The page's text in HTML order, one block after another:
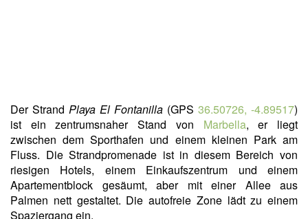
Der Strand Playa El Fontanilla (GPS 36.50726, -4.89517)
ist ein zentrumsnaher Stand von Marbella, er liegt
zwischen dem Sporthafen und einem kleinen Park am
Fluss. Die Strandpromenade ist in diesem Bereich von
riesigen Hotels, einem Einkaufszentrum und einem
Apartementblock gesäumt, aber mit einer Allee aus
Palmen nett gestaltet. Die autofreie Zone lädt zu einem
Spaziergang ein.